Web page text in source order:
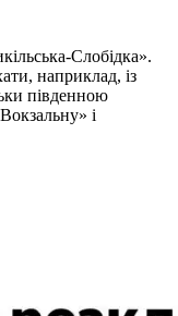
Слобідка».
наприклад, із
південною
і